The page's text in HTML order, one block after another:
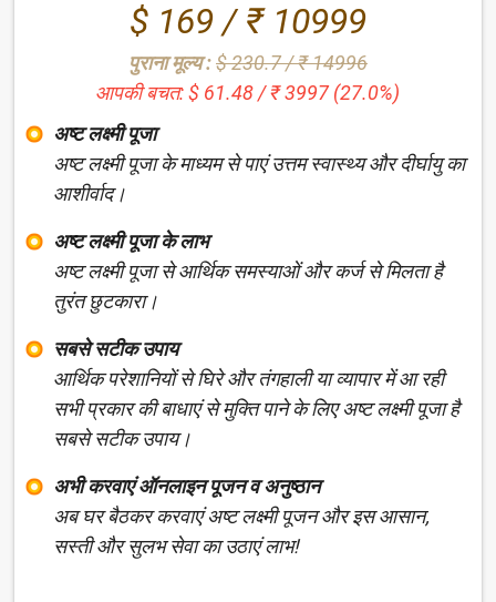
$ 169 / ₹ 10999
पुराना मूल्य :$ 230.7 / ₹ 14996
आपकी बचत: $ 61.48 / ₹ 3997 (27.0%)
अष्‍ट लक्ष्‍मी पूजा
अष्‍ट लक्ष्‍मी पूजा के माध्यम से पाएं उत्तम स्वास्थ्य और दीर्घायु का
आशीर्वाद।
अष्‍ट लक्ष्‍मी पूजा के लाभ
अष्‍ट लक्ष्‍मी पूजा से आर्थिक समस्याओं और कर्ज से मिलता है
तुरंत छुटकारा।
सबसे सटीक उपाय
आर्थिक परेशानियों से घिरे और तंगहाली या व्यापार में आ रही
सभी प्रकार की बाधाएं से मुक्ति पाने के लिए अष्‍ट लक्ष्‍मी पूजा है
सबसे सटीक उपाय।
अभी करवाएं ऑनलाइन पूजन व अनुष्ठान
अब घर बैठकर करवाएं अष्‍ट लक्ष्‍मी पूजन और इस आसान,
सस्ती और सुलभ सेवा का उठाएं लाभ!